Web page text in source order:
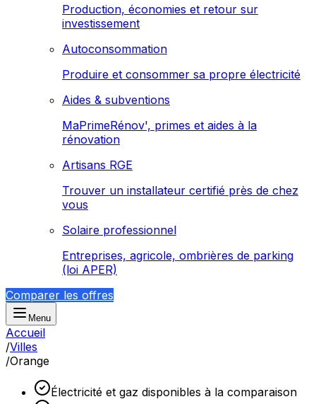
Production, économies et retour sur
investissement
Autoconsommation
Produire et consommer sa propre électricité
Aides & subventions
MaPrimeRénov', primes et aides à la
rénovation
Artisans RGE
Trouver un installateur certifié près de chez
vous
Solaire professionnel
Entreprises, agricole, ombrières de parking
(loi APER)
Comparer les offres
Menu
Accueil
/Villes
/Orange
Électricité et gaz disponibles à la comparaison